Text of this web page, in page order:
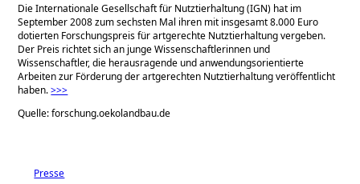
Die Internationale Gesellschaft für Nutztierhaltung (IGN) hat im
September 2008 zum sechsten Mal ihren mit insgesamt 8.000 Euro
dotierten Forschungspreis für artgerechte Nutztierhaltung vergeben.
Der Preis richtet sich an junge Wissenschaftlerinnen und
Wissenschaftler, die herausragende und anwendungsorientierte
Arbeiten zur Förderung der artgerechten Nutztierhaltung veröffentlicht
haben.>>>
Quelle: forschung.oekolandbau.de
Presse